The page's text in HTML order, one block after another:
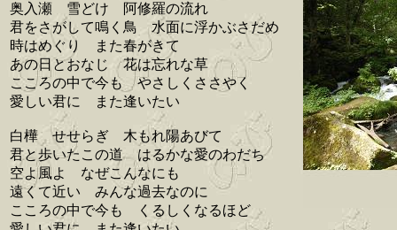
奥入瀬 雪どけ 阿修羅の流れ
君をさがして鳴く鳥 水面に浮かぶさだめ
時はめぐり また春がきて
あの日とおなじ 花は忘れな草
こころの中で今も やさしくささやく
愛しい君に また逢いたい
白樺 せせらぎ 木もれ陽あびて
君と歩いたこの道 はるかな愛のわだち
空よ風よ なぜこんなにも
遠くて近い みんな過去なのに
こころの中で今も くるしくなるほど